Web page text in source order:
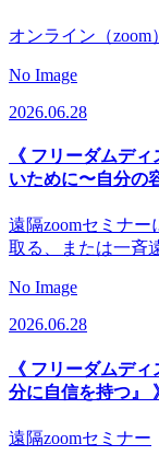
オンライン（zoom）
No Image
2026.06.28
《 フリーダムデ
いために〜自分の
遠隔zoomセミナ
取る、または一斉
No Image
2026.06.28
《 フリーダムデ
分に自信を持つ』
遠隔zoomセミナー